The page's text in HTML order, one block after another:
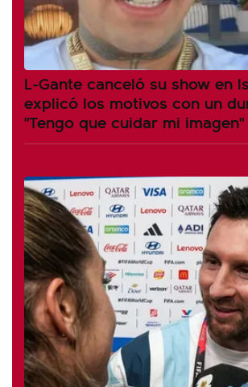
L-Gante canceló su show en
explicó los motivos con un
"Tengo que cuidar mi imagen"